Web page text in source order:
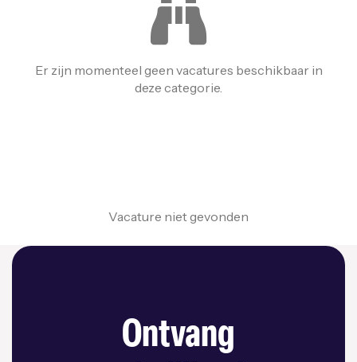
Er zijn momenteel geen vacatures beschikbaar in
deze categorie.
Vacature niet gevonden
Ontvang